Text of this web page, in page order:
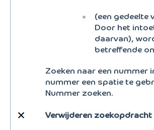
(een gedeelte
Door het
daarvan),
betreffende
Zoeken naar een
nummer een spatie te
Nummer zoeken.
Verwijderen zoekopdracht